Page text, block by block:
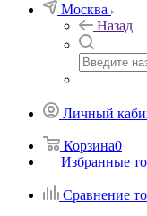
Москва
Назад
Личный
Корзина0
Избранные
Сравнение